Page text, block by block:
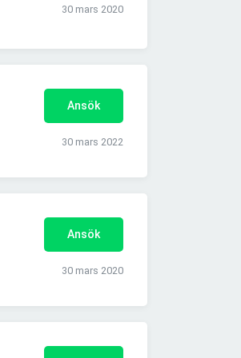
30 mars 2020
Ansök
30 mars 2022
Ansök
30 mars 2020